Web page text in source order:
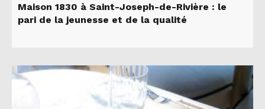
Maison 1830 à Saint-Joseph-de-Rivière : le
pari de la jeunesse et de la qualité